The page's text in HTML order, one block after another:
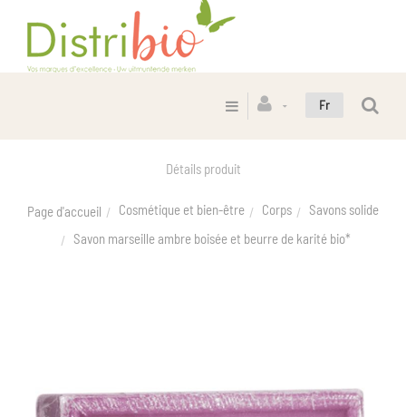
Fr
Détails produit
Page d'accueil Cosmétique et bien-être Corps
Savons solide
Savon marseille ambre boisée et beurre de karité bio*